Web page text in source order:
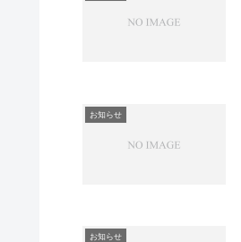
お知らせ
お知らせ